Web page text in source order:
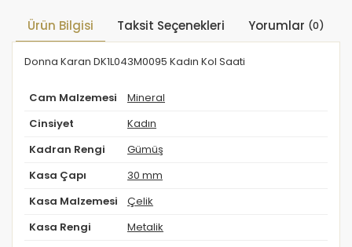
Ürün Bilgisi Taksit Seçenekleri Yorumlar (0)
Donna Karan DK1L043M0095 Kadın Kol Saati
Cam Malzemesi Mineral
Cinsiyet Kadın
Kadran Rengi Gümüş
Kasa Çapı 30 mm
Kasa Malzemesi Çelik
Kasa Rengi Metalik